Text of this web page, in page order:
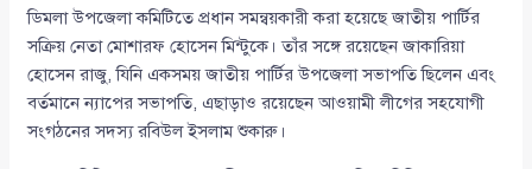
ডিমলা উপজেলা কমিটিতে প্রধান সমন্বয়কারী করা হয়েছে জাতীয় পার্টির
সক্রিয় নেতা মোশারফ হোসেন মিন্টুকে। তাঁর সঙ্গে রয়েছেন জাকারিয়া
হোসেন রাজু, যিনি একসময় জাতীয় পার্টির উপজেলা সভাপতি ছিলেন এবং
বর্তমানে ন্যাপের সভাপতি, এছাড়াও রয়েছেন আওয়ামী লীগের সহযোগী
সংগঠনের সদস্য রবিউল ইসলাম শুকারু।